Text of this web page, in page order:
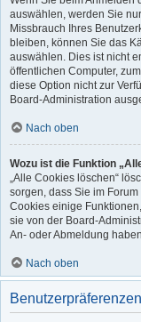
auswählen, werden Sie
Missbrauch Ihres
bleiben, können Sie das
auswählen. Dies ist nicht
öffentlichen Computer,
diese Option nicht zur
Board-Administration
Nach oben
Wozu ist die Funktion
„Alle Cookies löschen“
sorgen, dass Sie im
Cookies einige
sie von der Board-
An- oder Abmeldung
Nach oben